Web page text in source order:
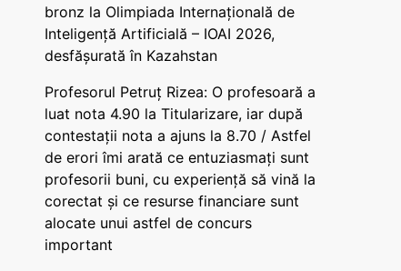
bronz la Olimpiada Internațională de
Inteligență Artificială – IOAI 2026,
desfășurată în Kazahstan
Profesorul Petruț Rizea: O profesoară a
luat nota 4.90 la Titularizare, iar după
contestații nota a ajuns la 8.70 / Astfel
de erori îmi arată ce entuziasmați sunt
profesorii buni, cu experiență să vină la
corectat și ce resurse financiare sunt
alocate unui astfel de concurs
important